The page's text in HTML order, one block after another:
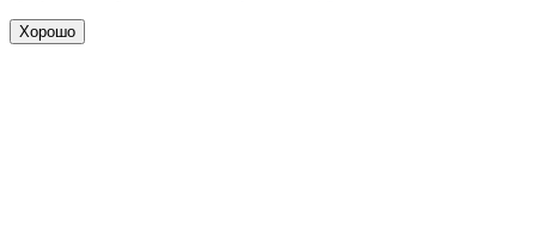
Хорошо